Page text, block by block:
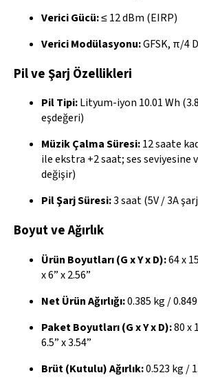
Verici Gücü:≤ 12 dBm (EIRP)
Verici Modülasyonu:GFSK, π/4
Pil ve Şarj Özellikleri
Pil Tipi:Lityum-iyon 10.01 Wh
eşdeğeri)
Müzik Çalma Süresi:12 saate
ile ekstra +2 saat; ses seviyesine
değişir)
Pil Şarj Süresi:3 saat (5V / 3A
Boyut ve Ağırlık
Ürün Boyutları (G x Y x D):64 x
x 6” x 2.56”
Net Ürün Ağırlığı:0.385 kg /
Paket Boyutları (G x Y x D):80 x
6.5” x 3.54”
Brüt (Kutulu) Ağırlık:0.523 kg /